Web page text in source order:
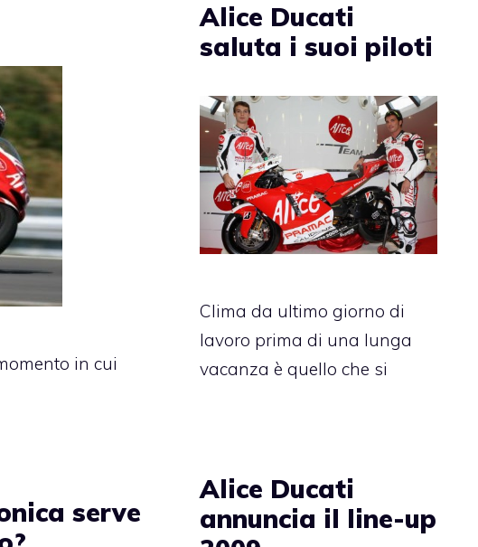
in cui
Alice Ducati
saluta i suoi piloti
Clima da ultimo giorno di
lavoro prima di una lunga
vacanza è quello che si
Alice Ducati
annuncia il line-up
serve